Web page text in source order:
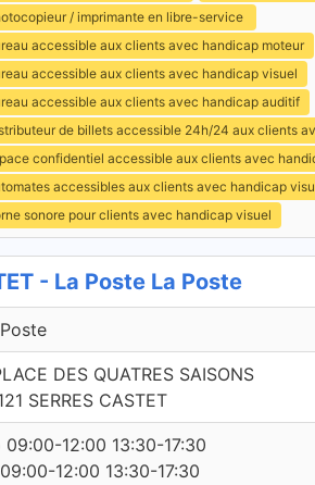
/ imprimante en libre-service
accessible aux clients avec handicap moteur
accessible aux clients avec handicap visuel
accessible aux clients avec handicap auditif
de billets accessible 24h/24 aux clients
confidentiel accessible aux clients avec
accessibles aux clients avec handicap
sonore pour clients avec handicap visuel
- La Poste La Poste
DES QUATRES SAISONS
SERRES CASTET
09:00-12:00 13:30-17:30
12:00 13:30-17:30